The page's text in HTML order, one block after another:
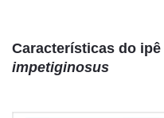
Características do ipê
impetiginosus